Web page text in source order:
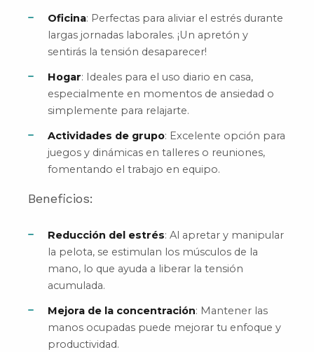
Oficina: Perfectas para aliviar el estrés durante
largas jornadas laborales. ¡Un apretón y
sentirás la tensión desaparecer!
Hogar: Ideales para el uso diario en casa,
especialmente en momentos de ansiedad o
simplemente para relajarte.
Actividades de grupo: Excelente opción para
juegos y dinámicas en talleres o reuniones,
fomentando el trabajo en equipo.
Beneficios:
Reducción del estrés: Al apretar y manipular
la pelota, se estimulan los músculos de la
mano, lo que ayuda a liberar la tensión
acumulada.
Mejora de la concentración: Mantener las
manos ocupadas puede mejorar tu enfoque y
productividad.